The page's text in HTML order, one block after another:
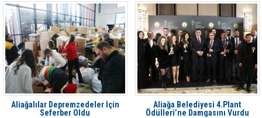
Aliağalılar Depremzedeler İçin
Seferber Oldu
Aliağa Belediyesi 4.Plant
Ödülleri’ne Damgasını Vurdu